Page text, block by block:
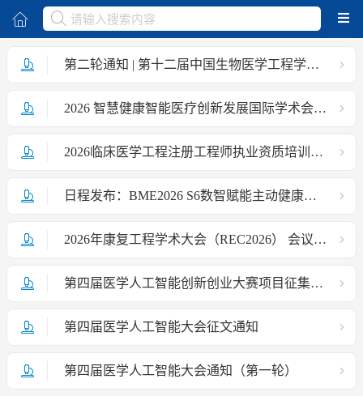
取消
第二轮通知 | 第十二届中国生物医学工程学会组织工程与再生医学大会
2026 智慧健康智能医疗创新发展国际学术会议第二轮会议通知
2026临床医学工程注册工程师执业资质培训通知
日程发布：BME2026 S6数智赋能主动健康分会场
2026年康复工程学术大会（REC2026） 会议通知（第一轮）
第四届医学人工智能创新创业大赛项目征集通知
第四届医学人工智能大会征文通知
第四届医学人工智能大会通知（第一轮）